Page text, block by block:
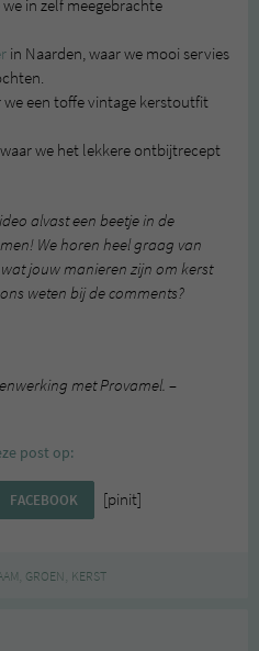
in zelf meegebrachte
in Naarden, waar we mooi servies
we een toffe vintage kerstoutfit
we het lekkere ontbijtrecept
alvast een beetje in de
We horen heel graag van
jouw manieren zijn om kerst
weten bij de comments?
met Provamel. –
post op:
FACEBOOK [pinit]
, GROEN, KERST